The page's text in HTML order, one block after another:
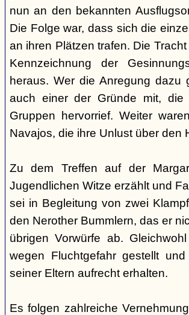
nun an den bekannten
Die Folge war, dass sich die
an ihren Plätzen trafen. Die
Kennzeichnung der
heraus. Wer die Anregung
auch einer der Gründe mit,
Gruppen hervorrief. Weiter
Navajos, die ihre Unlust über den
Zu dem Treffen auf der
Jugendlichen Witze erzählt und
sei in Begleitung von zwei
den Nerother Bummlern, das er
übrigen Vorwürfe ab.
wegen Fluchtgefahr gestellt
seiner Eltern aufrecht erhalten.
Es folgen zahlreiche